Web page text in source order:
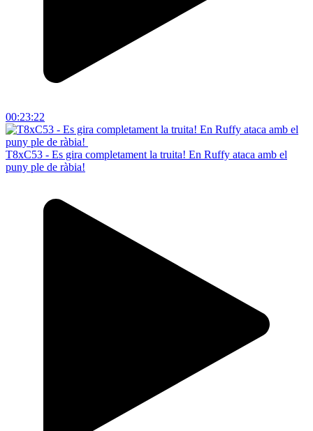
00:23:22
T8xC53 - Es gira completament la truita! En Ruffy ataca amb el
puny ple de ràbia!